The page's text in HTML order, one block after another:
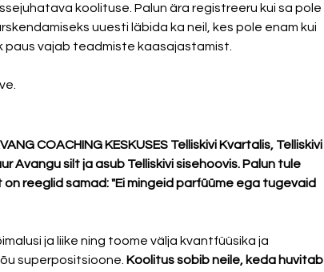
koolituse. Palun ära registreeru kui sa pole
uuesti läbida ka neil, kes pole enam kui
paus vajab teadmiste kaasajastamist.
COACHING KESKUSES Telliskivi Kvartalis, Telliskivi
Avangu silt ja asub Telliskivi sisehoovis. Palun tule
reeglid samad: "Ei mingeid parfüüme ega tugevaid
ja liike ning toome välja kvantfüüsika ja
superpositsioone. Koolitus sobib neile, keda huvitab